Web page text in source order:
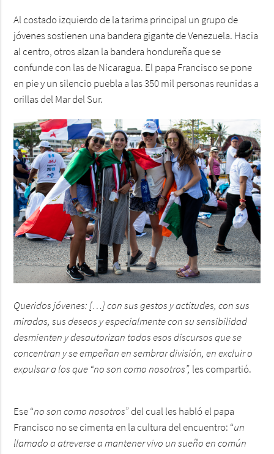
Al costado izquierdo de la tarima principal un grupo de
jóvenes sostienen una bandera gigante de Venezuela. Hacia
al centro, otros alzan la bandera hondureña que se
confunde con las de Nicaragua. El papa Francisco se pone
en pie y un silencio puebla a las 350 mil personas reunidas a
orillas del Mar del Sur.
Queridos jóvenes: […] con sus gestos y actitudes, con sus
miradas, sus deseos y especialmente con su sensibilidad
desmienten y desautorizan todos esos discursos que se
concentran y se empeñan en sembrar división, en excluir o
expulsar a los que “no son como nosotros”, les compartió.
Ese “no son como nosotros” del cual les habló el papa
Francisco no se cimenta en la cultura del encuentro: “un
llamado a atreverse a mantener vivo un sueño en común